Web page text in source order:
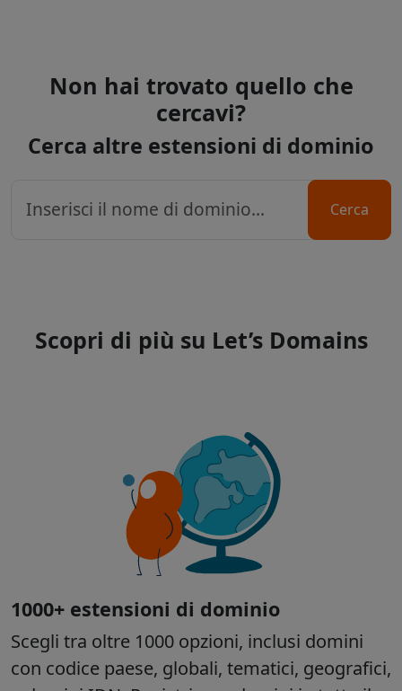
Non hai trovato quello che
cercavi?
Cerca altre estensioni di dominio
Cerca